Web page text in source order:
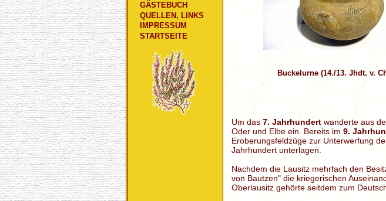
GÄSTEBUCH
QUELLEN, LINKS
IMPRESSUM
STARTSEITE
Buckelurne (14./13. Jhdt. v.
Um das 7. Jahrhundert wanderte aus
Oder und Elbe ein. Bereits im 9.
Eroberungsfeldzüge zur Unterwerfung
Jahrhundert unterlagen.
Nachdem die Lausitz mehrfach den
von Bautzen" die kriegerischen
Oberlausitz gehörte seitdem zum